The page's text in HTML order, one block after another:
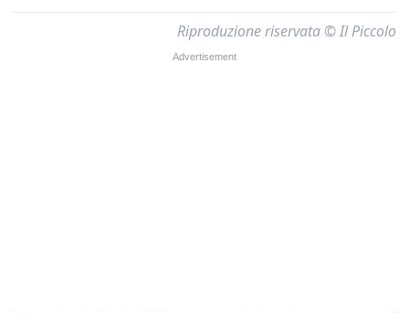
Riproduzione riservata © Il Piccolo